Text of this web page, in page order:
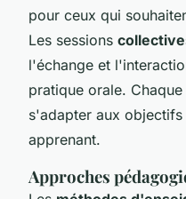
pour ceux qui
Les sessions
l'échange et
pratique orale.
s'adapter aux
apprenant.
Approches